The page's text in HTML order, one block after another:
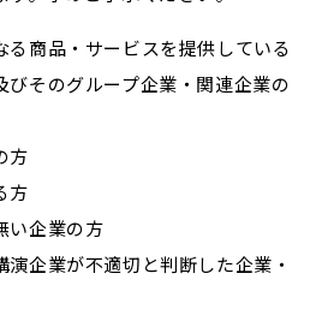
る商品・サービスを提供している
びそのグループ企業・関連企業の
方
方
い企業の方
演企業が不適切と判断した企業・